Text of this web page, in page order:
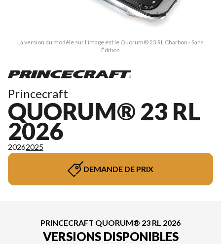
La version du modèle sur l'image est le Quorum® 23 RL Charbon - Sans
Édition
Princecraft
QUORUM® 23 RL
2026
20262025
DEMANDE DE PRIX
PRINCECRAFT QUORUM® 23 RL 2026
VERSIONS DISPONIBLES